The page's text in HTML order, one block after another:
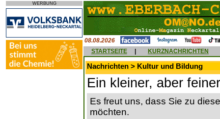
WERBUNG
08.08.2026
STARTSEITE
KURZNACHRICHTEN
Nachrichten > Kultur und Bildung
Ein kleiner, aber
Es freut uns, dass Sie zu
möchten.